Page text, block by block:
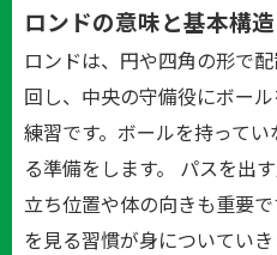
ロンドの意味と基本構造
ロンドは、円や四角の形で
回し、中央の守備役にボー
練習です。ボールを持って
る準備をします。 パスを出
立ち位置や体の向きも重要
を見る習慣が身についていき